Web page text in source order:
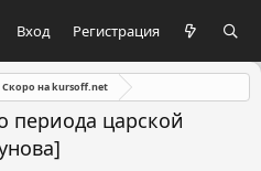
Вход Регистрация
Скоро на kursoff.net
периода царской